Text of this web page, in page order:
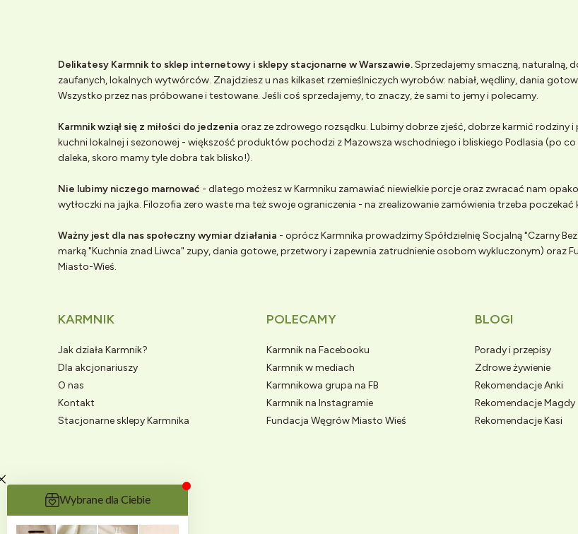
KARMNIK
Jak działa Karmnik?
Dla akcjonariuszy
O nas
Kontakt
Stacjonarne sklepy Karmnika
POLECAMY
Karmnik na Facebooku
Karmnik w mediach
Karmnikowa grupa na FB
Karmnik na Instagramie
Fundacja Węgrów Miasto Wieś
BLOGI
Porady i przepisy
Zdrowe żywienie
Rekomendacje Anki
Rekomendacje Magdy
Rekomendacje Kasi
Delikatesy Karmnik to sklep internetowy i sklepy stacjonarne w Warszawie.Sprzedajemy smaczną, naturalną,
zaufanych, lokalnych wytwórców. Znajdziesz u nas kilkaset rzemieślniczych wyrobów: nabiał, wędliny, dania
Wszystko przez nas próbowane i testowane. Jeśli coś sprzedajemy, to znaczy, że sami to jemy i polecamy.
Karmnik wziął się z miłości do jedzenia oraz ze zdrowego rozsądku. Lubimy dobrze zjeść, dobrze karmić rodziny i
kuchni lokalnej i sezonowej - większość produktów pochodzi z Mazowsza wschodniego i bliskiego Podlasia (po
daleka, skoro mamy tyle dobra tak blisko!).
Nie lubimy niczego marnować - dlatego możesz w Karmniku zamawiać niewielkie porcje oraz zwracać nam
wytłoczki na jajka. Filozofia zero waste ma też swoje ograniczenia - na zrealizowanie zamówienia trzeba poczekać
Ważny jest dla nas społeczny wymiar działania - oprócz Karmnika prowadzimy Spółdzielnię Socjalną "Czarny
marką "Kuchnia znad Liwca" zupy, dania gotowe, przetwory i zapewnia zatrudnienie osobom wykluczonym) oraz
Miasto-Wieś.